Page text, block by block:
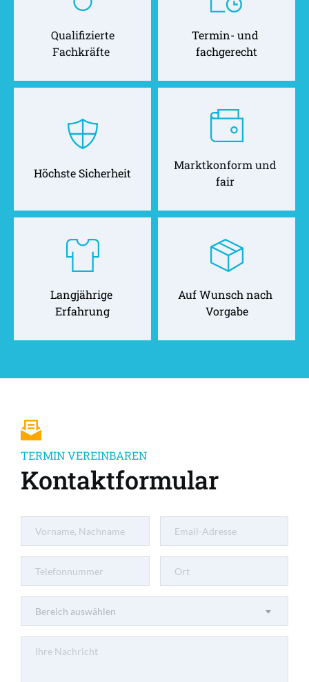
Qualifizierte
Fachkräfte
Termin- und
fachgerecht
Höchste Sicherheit
Marktkonform und
fair
Langjährige
Erfahrung
Auf Wunsch nach
Vorgabe
TERMIN VEREINBAREN
Kontaktformular
Bereich auswählen